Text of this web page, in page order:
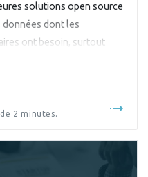
solutions open source
données dont les
ont besoin, surtout
de 14h à ±16h,
2 minutes.